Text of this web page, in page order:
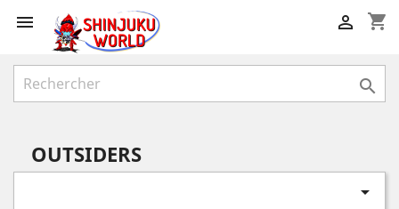
 shopping_cart


OUTSIDERS
